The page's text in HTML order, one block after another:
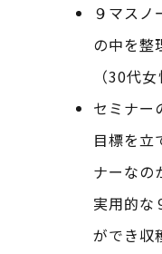
９マス
の中を整
（30代女
セミナー
目標を立
ナーなの
実用的な
ができ収